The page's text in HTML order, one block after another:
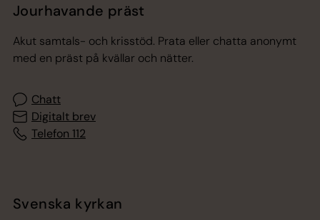
Jourhavande präst
Akut samtals- och krisstöd. Prata eller chatta anonymt
med en präst på kvällar och nätter.
Chatt
Digitalt brev
Telefon 112
Svenska kyrkan